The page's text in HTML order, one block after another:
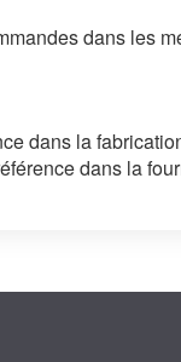
dans les
dans la
dans la